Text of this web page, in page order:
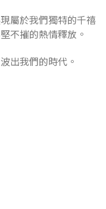
屬於我們獨特的千禧
不摧的熱情釋放。
出我們的時代。